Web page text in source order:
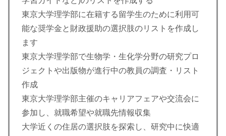
東京大学理学部に在籍する留学生のために利用可
能な奨学金と財政援助の選択肢のリストを作成し
ます
東京大学理学部で生物学・生化学分野の研究プロ
ジェクトや出版物が進行中の教員の調査・リスト
作成
東京大学理学部主催のキャリアフェアや交流会に
参加し、就職希望や就職先情報収集
大学近くの住居の選択肢を探索し、研究中に快適